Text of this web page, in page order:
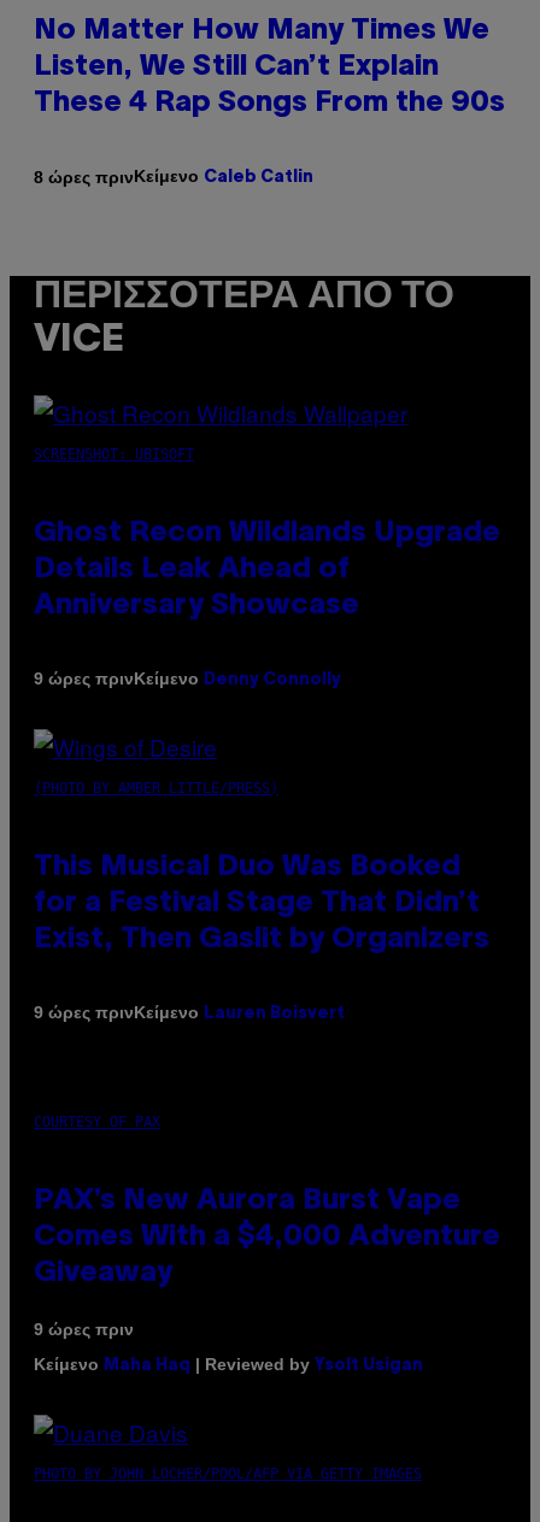
No Matter How Many Times We
Listen, We Still Can’t Explain
These 4 Rap Songs From the 90s
8 ώρες πρινΚείμενο Caleb Catlin
ΠΕΡΙΣΣΌΤΕΡΑ ΑΠΌ ΤΟ
VICE
SCREENSHOT: UBISOFT
Ghost Recon Wildlands Upgrade
Details Leak Ahead of
Anniversary Showcase
9 ώρες πρινΚείμενο Denny Connolly
(PHOTO BY AMBER LITTLE/PRESS)
This Musical Duo Was Booked
for a Festival Stage That Didn’t
Exist, Then Gaslit by Organizers
9 ώρες πρινΚείμενο Lauren Boisvert
COURTESY OF PAX
PAX’s New Aurora Burst Vape
Comes With a $4,000 Adventure
Giveaway
9 ώρες πριν
Κείμενο
Maha Haq | Reviewed by Ysolt Usigan
PHOTO BY JOHN LOCHER/POOL/AFP VIA GETTY IMAGES